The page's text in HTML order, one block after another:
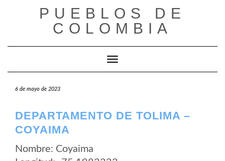
PUEBLOS DE
COLOMBIA
Cambiar modo de navegación
6 de mayo de 2023
DEPARTAMENTO DE TOLIMA –
COYAIMA
Nombre: Coyaima